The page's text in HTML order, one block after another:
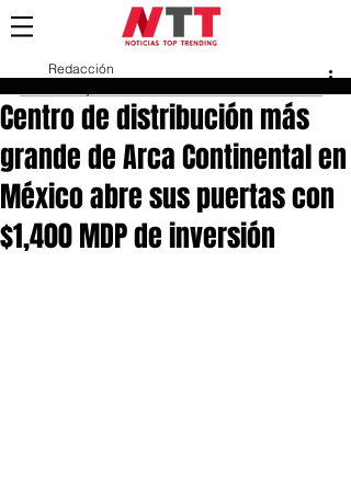
Centro de distribución más
grande de Arca Continental en
México abre sus puertas con
$1,400 MDP de inversión
Redacción